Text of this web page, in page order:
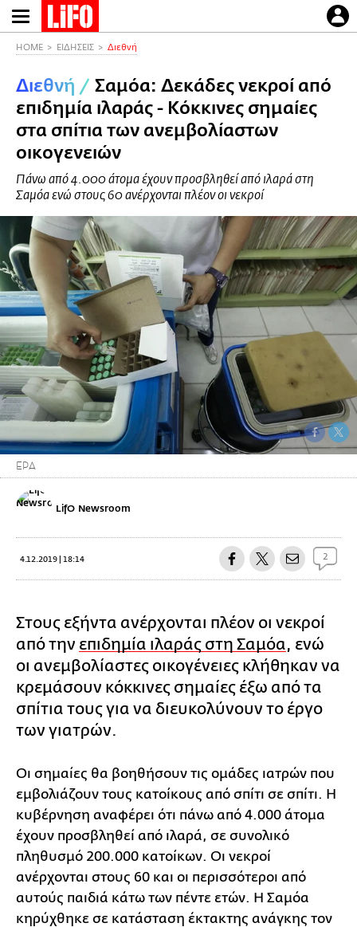
Παράκαμψη
προς
περιεχόμενο
HOME ΕΙΔΗΣΕΙΣ Διεθνή
Διεθνή / Σαμόα: Δεκάδες νεκροί από
επιδημία ιλαράς - Κόκκινες σημαίες
στα σπίτια των ανεμβολίαστων
οικογενειών
Πάνω από 4.000 άτομα έχουν προσβληθεί από ιλαρά στη
Σαμόα ενώ στους 60 ανέρχονται πλέον οι νεκροί
ΕΡΑ
LifO Newsroom
4.12.2019 | 18:14 2
Στους εξήντα ανέρχονται πλέον οι νεκροί
από την επιδημία ιλαράς στη Σαμόα, ενώ
οι ανεμβολίαστες οικογένειες κλήθηκαν να
κρεμάσουν κόκκινες σημαίες έξω από τα
σπίτια τους για να διευκολύνουν το έργο
των γιατρών.
Οι σημαίες θα βοηθήσουν τις ομάδες ιατρών που
εμβολιάζουν τους κατοίκους από σπίτι σε σπίτι. Η
κυβέρνηση αναφέρει ότι πάνω από 4.000 άτομα
έχουν προσβληθεί από ιλαρά, σε συνολικό
πληθυσμό 200.000 κατοίκων. Οι νεκροί
ανέρχονται στους 60 και οι περισσότεροι από
αυτούς παιδιά κάτω των πέντε ετών. Η Σαμόα
κηρύχθηκε σε κατάσταση έκτακτης ανάγκης τον